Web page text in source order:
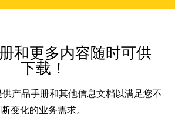
和更多内容随时可供
下载！
产品手册和其他信息文档以满足您不
断变化的业务需求。